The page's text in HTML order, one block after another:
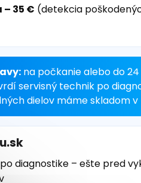
35 € (detekcia
na počkanie alebo do
servisný technik po
dielov máme skladom v
diagnostike – ešte pred